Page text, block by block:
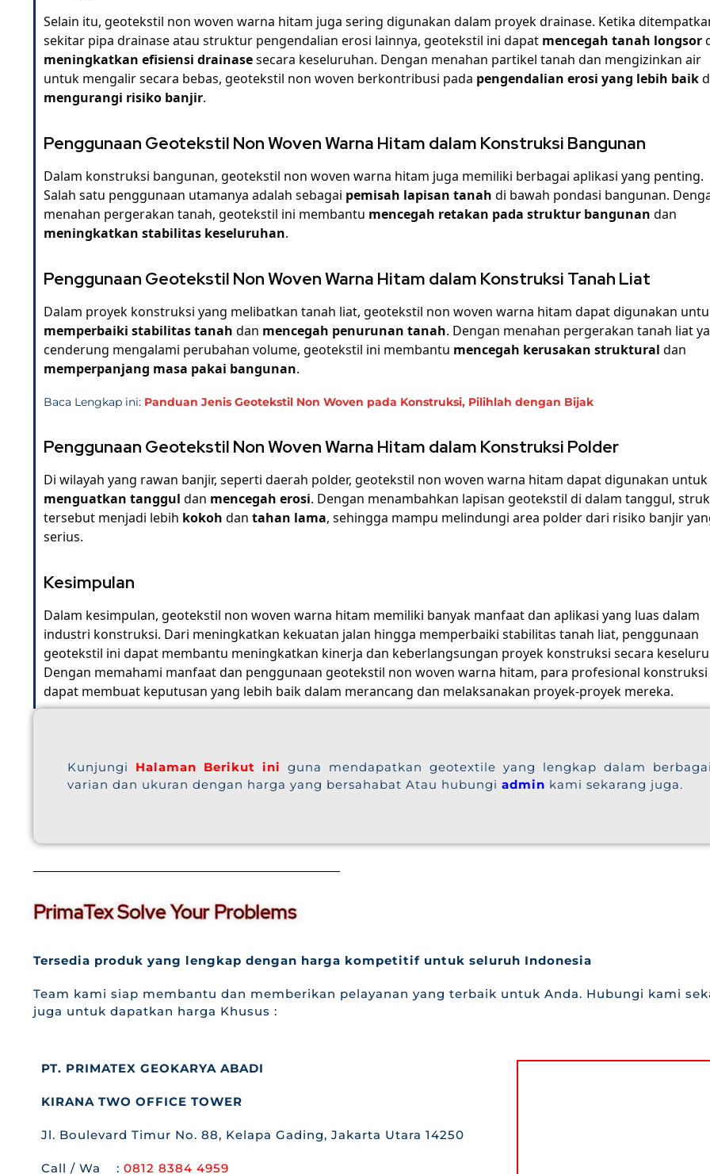
Selain itu, geotekstil non woven warna hitam juga sering digunakan dalam proyek drainase. Ketika
sekitar pipa drainase atau struktur pengendalian erosi lainnya, geotekstil ini dapat mencegah tanah longsor
meningkatkan efisiensi drainasesecara keseluruhan. Dengan menahan partikel tanah dan mengizinkan air
untuk mengalir secara bebas, geotekstil non woven berkontribusi pada pengendalian erosi yang lebih baik
mengurangi risiko banjir.
Penggunaan Geotekstil Non Woven Warna Hitam dalam Konstruksi Bangunan
Dalam konstruksi bangunan, geotekstil non woven warna hitam juga memiliki berbagai aplikasi yang penting.
Salah satu penggunaan utamanya adalah sebagai pemisah lapisan tanah di bawah pondasi bangunan.
menahan pergerakan tanah, geotekstil ini membantu mencegah retakan pada struktur bangunan dan
meningkatkan stabilitas keseluruhan.
Penggunaan Geotekstil Non Woven Warna Hitam dalam Konstruksi Tanah Liat
Dalam proyek konstruksi yang melibatkan tanah liat, geotekstil non woven warna hitam dapat digunakan
memperbaiki stabilitas tanah dan mencegah penurunan tanah. Dengan menahan pergerakan tanah liat
cenderung mengalami perubahan volume, geotekstil ini membantu mencegah kerusakan struktural dan
memperpanjang masa pakai bangunan.
Baca Lengkap ini: Panduan Jenis Geotekstil Non Woven pada Konstruksi, Pilihlah dengan Bijak
Penggunaan Geotekstil Non Woven Warna Hitam dalam Konstruksi Polder
Di wilayah yang rawan banjir, seperti daerah polder, geotekstil non woven warna hitam dapat digunakan untuk
menguatkan tanggul dan mencegah erosi. Dengan menambahkan lapisan geotekstil di dalam tanggul,
tersebut menjadi lebih kokoh dan tahan lama, sehingga mampu melindungi area polder dari risiko banjir
serius.
Kesimpulan
Dalam kesimpulan, geotekstil non woven warna hitam memiliki banyak manfaat dan aplikasi yang luas dalam
industri konstruksi. Dari meningkatkan kekuatan jalan hingga memperbaiki stabilitas tanah liat, penggunaan
geotekstil ini dapat membantu meningkatkan kinerja dan keberlangsungan proyek konstruksi secara
Dengan memahami manfaat dan penggunaan geotekstil non woven warna hitam, para profesional konstruksi
dapat membuat keputusan yang lebih baik dalam merancang dan melaksanakan proyek-proyek mereka.
Kunjungi Halaman Berikut ini guna mendapatkan geotextile yang lengkap dalam
varian dan ukuran dengan harga yang bersahabat Atau hubungi admin kami sekarang juga.
PrimaTex Solve Your Problems
Tersedia produk yang lengkap dengan harga kompetitif untuk seluruh Indonesia
Team kami siap membantu dan memberikan pelayanan yang terbaik untuk Anda. Hubungi kami
juga untuk dapatkan harga Khusus :
PT. PRIMATEX GEOKARYA ABADI
KIRANA TWO OFFICE TOWER
Jl. Boulevard Timur No. 88, Kelapa Gading, Jakarta Utara 14250
Call / Wa : 0812 8384 4959